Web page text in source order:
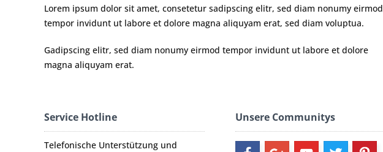
Lorem ipsum dolor sit amet, consetetur sadipscing elitr, sed diam nonumy eirmod
tempor invidunt ut labore et dolore magna aliquyam erat, sed diam voluptua.
Gadipscing elitr, sed diam nonumy eirmod tempor invidunt ut labore et dolore
magna aliquyam erat.
Service Hotline
Telefonische Unterstützung und
Unsere Communitys